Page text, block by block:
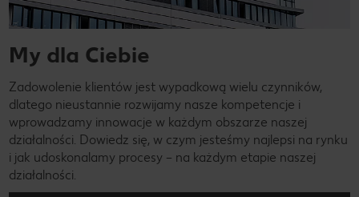
My dla Ciebie
Zadowolenie klientów jest wypadkową wielu czynników,
dlatego nieustannie rozwijamy nasze kompetencje i
wprowadzamy innowacje w każdym obszarze naszej
działalności. Dowiedz się, w czym jesteśmy najlepsi na rynku
i jak udoskonalamy procesy – na każdym etapie naszej
działalności.